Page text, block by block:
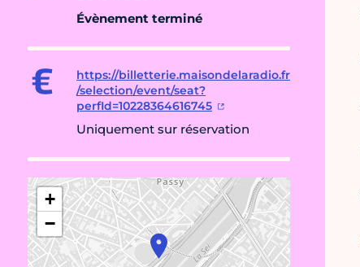
Évènement terminé
https://billetterie.maisondelaradio.fr
/selection/event/seat?
perfId=10228364616745
Uniquement sur réservation
+
−